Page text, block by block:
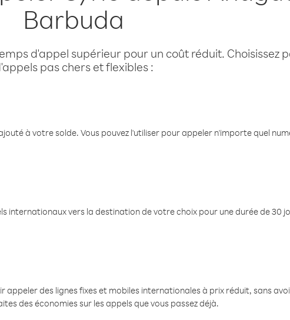
Barbuda
d'appel supérieur pour un coût réduit. Choisissez
pas chers et flexibles :
à votre solde. Vous pouvez l'utiliser pour appeler n'importe quel
internationaux vers la destination de votre choix pour une durée de 30
appeler des lignes fixes et mobiles internationales à prix réduit, sans
des économies sur les appels que vous passez déjà.